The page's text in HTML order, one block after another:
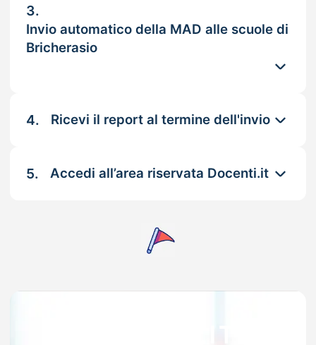
3.
Invio automatico della MAD alle scuole di
Bricherasio
4. Ricevi il report al termine dell'invio
5. Accedi all’area riservata Docenti.it